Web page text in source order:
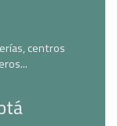
centros